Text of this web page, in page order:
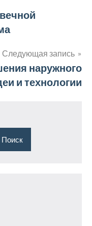
Следующая запись
наружного
и технологии
Поиск